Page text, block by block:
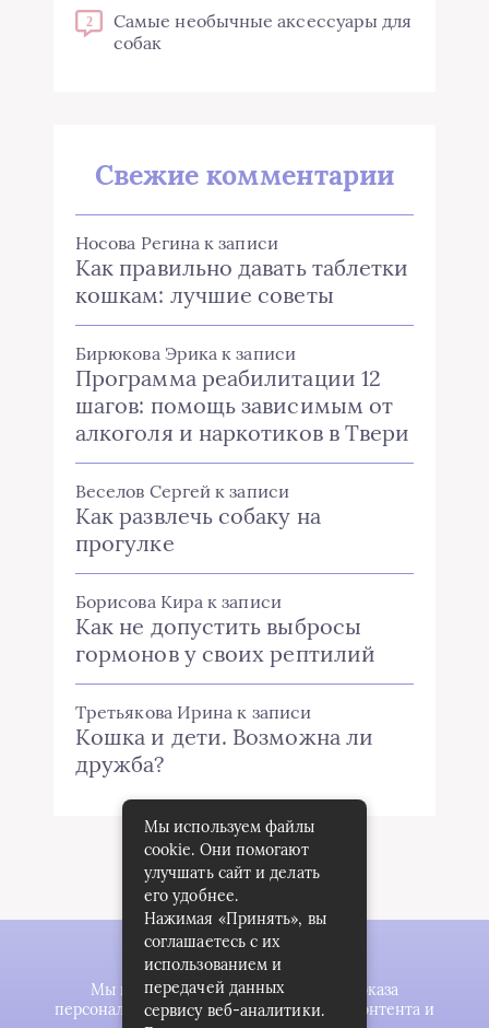
2
Самые необычные аксессуары для
собак
Свежие комментарии
Носова Регина к записи
Как правильно давать таблетки
кошкам: лучшие советы
Бирюкова Эрика к записи
Программа реабилитации 12
шагов: помощь зависимым от
алкоголя и наркотиков в Твери
Веселов Сергей к записи
Как развлечь собаку на
прогулке
Борисова Кира к записи
Как не допустить выбросы
гормонов у своих рептилий
Третьякова Ирина к записи
Кошка и дети. Возможна ли
дружба?
Мы используем файлы cookie для показа
персонализированной рекламы и/или контента и
Мы используем файлы
cookie. Они помогают
улучшать сайт и делать
его удобнее.
Нажимая «Принять», вы
соглашаетесь с их
использованием и
передачей данных
сервису веб-аналитики.